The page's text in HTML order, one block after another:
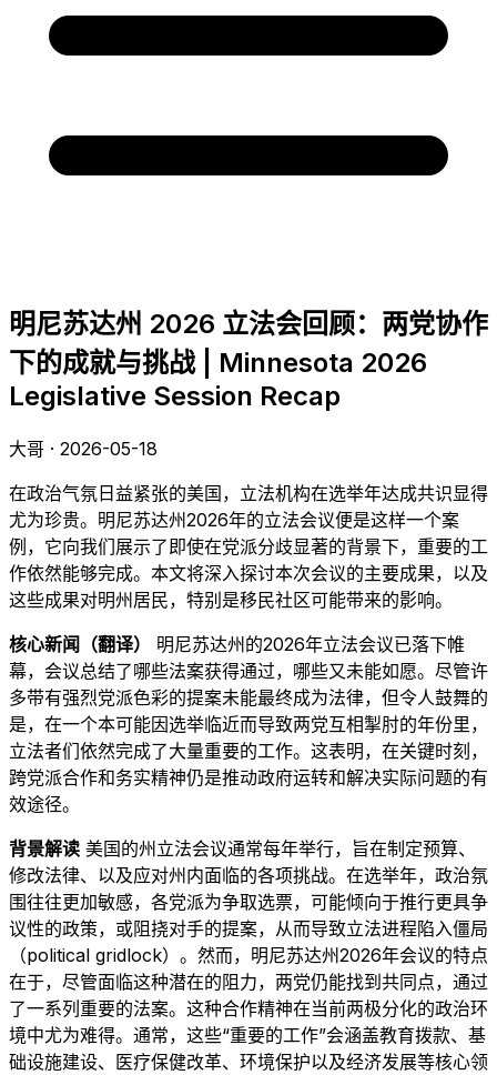
明尼苏达州 2026 立法会回顾：两党协作
下的成就与挑战 | Minnesota 2026
Legislative Session Recap
大哥 · 2026-05-18
在政治气氛日益紧张的美国，立法机构在选举年达成共识显得
尤为珍贵。明尼苏达州2026年的立法会议便是这样一个案
例，它向我们展示了即使在党派分歧显著的背景下，重要的工
作依然能够完成。本文将深入探讨本次会议的主要成果，以及
这些成果对明州居民，特别是移民社区可能带来的影响。
核心新闻（翻译）
明尼苏达州的2026年立法会议已落下帷
幕，会议总结了哪些法案获得通过，哪些又未能如愿。尽管许
多带有强烈党派色彩的提案未能最终成为法律，但令人鼓舞的
是，在一个本可能因选举临近而导致两党互相掣肘的年份里，
立法者们依然完成了大量重要的工作。这表明，在关键时刻，
跨党派合作和务实精神仍是推动政府运转和解决实际问题的有
效途径。
背景解读 美国的州立法会议通常每年举行，旨在制定预算、
修改法律、以及应对州内面临的各项挑战。在选举年，政治氛
围往往更加敏感，各党派为争取选票，可能倾向于推行更具争
议性的政策，或阻挠对手的提案，从而导致立法进程陷入僵局
（political gridlock）。然而，明尼苏达州2026年会议的特点
在于，尽管面临这种潜在的阻力，两党仍能找到共同点，通过
了一系列重要的法案。这种合作精神在当前两极分化的政治环
境中尤为难得。通常，这些“重要的工作”会涵盖教育拨款、基
础设施建设、医疗保健改革、环境保护以及经济发展等核心领